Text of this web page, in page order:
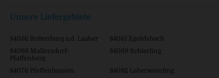
Unsere Liefergebiete
84056 Rottenburg a.d. Laaber
84061 Egoldsbach
84066 Mallersdorf-
Pfaffenberg
84069 Schierling
84076 Pfeffenhausen
84082 Laberweinting